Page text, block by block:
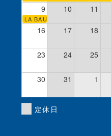
9 10 11
LA BAUME in KRAM
16 17 18
23 24 25
30 31 1
定休日